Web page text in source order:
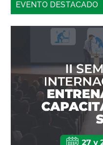
EVENTO DESTACADO